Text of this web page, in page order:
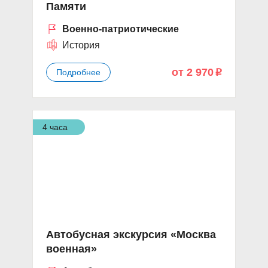
Памяти
Военно-патриотические
История
Подробнее от 2 970 p
4 часа
Автобусная экскурсия «Москва
военная»